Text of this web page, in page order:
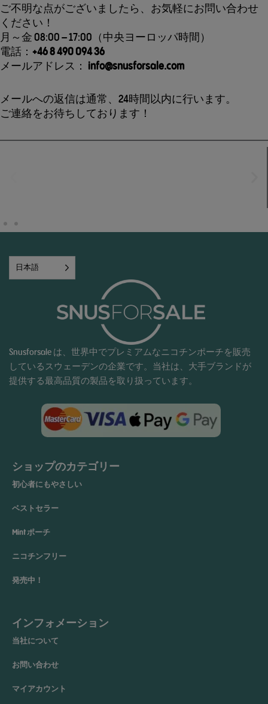
ご不明な点がございましたら、お気軽にお問い合わせ
ください！
月～金 08:00 – 17:00（中央ヨーロッパ時間）
電話： +46 8 490 094 36
メールアドレス： info@snusforsale.com
メールへの返信は通常、24時間以内に行います。
ご連絡をお待ちしております！
日本語
Snusforsale は、世界中でプレミアムなニコチンポーチを販売
しているスウェーデンの企業です。当社は、大手ブランドが
提供する最高品質の製品を取り扱っています。
ショップのカテゴリー
初心者にもやさしい
ベストセラー
Mint ポーチ
ニコチンフリー
発売中！
インフォメーション
当社について
お問い合わせ
マイアカウント